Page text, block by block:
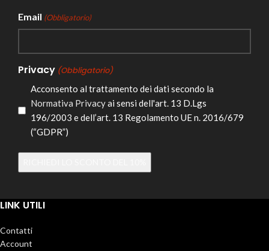
Email (Obbligatorio)
Privacy (Obbligatorio)
Acconsento al trattamento dei dati secondo la
Normativa Privacyai sensi dell'art. 13 D.Lgs
196/2003 e dell’art. 13 Regolamento UE n. 2016/679
(“GDPR”)
LINK UTILI
Contatti
Account